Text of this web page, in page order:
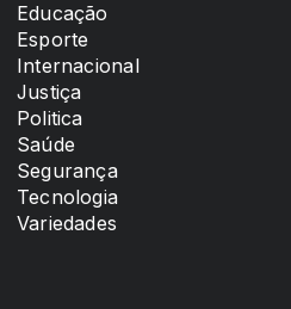
Educação
Esporte
Internacional
Justiça
Politica
Saúde
Segurança
Tecnologia
Variedades